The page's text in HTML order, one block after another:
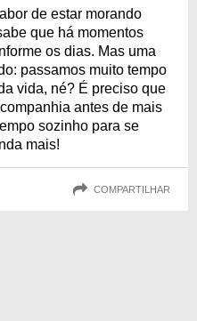
social!de estar morando
que há momentos
os dias. Mas uma
passamos muito tempo
vida, né? É preciso que
antes de mais
sozinho para se
mais!
COMPARTILHAR